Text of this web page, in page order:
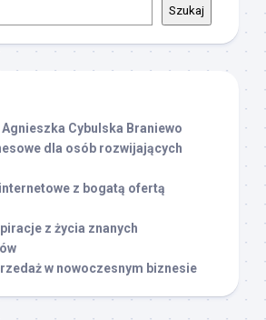
Szukaj
Agnieszka Cybulska Braniewo
dla osób rozwijających
z bogatą ofertą
z życia znanych
w nowoczesnym biznesie